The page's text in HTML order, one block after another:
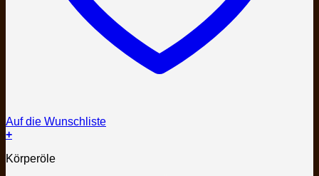
Auf die Wunschliste
+
Körperöle